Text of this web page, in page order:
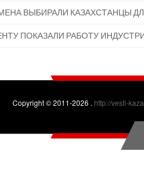
ВЫБИРАЛИ КАЗАХСТАНЦЫ
ПОКАЗАЛИ РАБОТУ
Copyright © 2011-2026 . http://vesti-